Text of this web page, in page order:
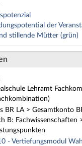
der
stillende Mütter (grün)
Lehramt
BR LA > Gesamtkonto
B: Fachwissenschaften
- Vertiefungsmodul